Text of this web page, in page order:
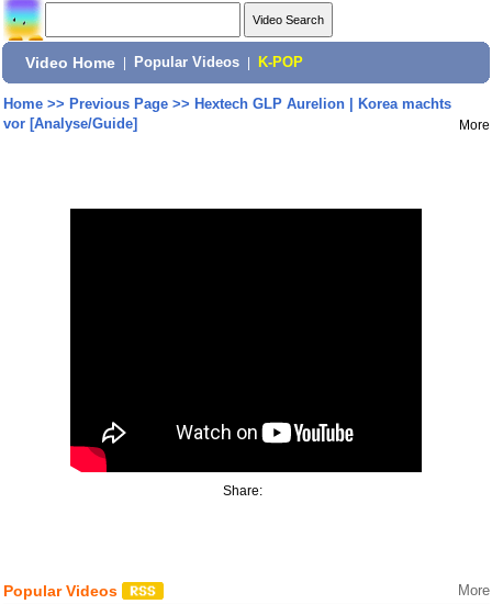
Video Home Popular Videos K-POP
Home>> Previous Page>> Hextech GLP Aurelion | Korea machts
vor [Analyse/Guide]
More
Share:
Popular Videos More